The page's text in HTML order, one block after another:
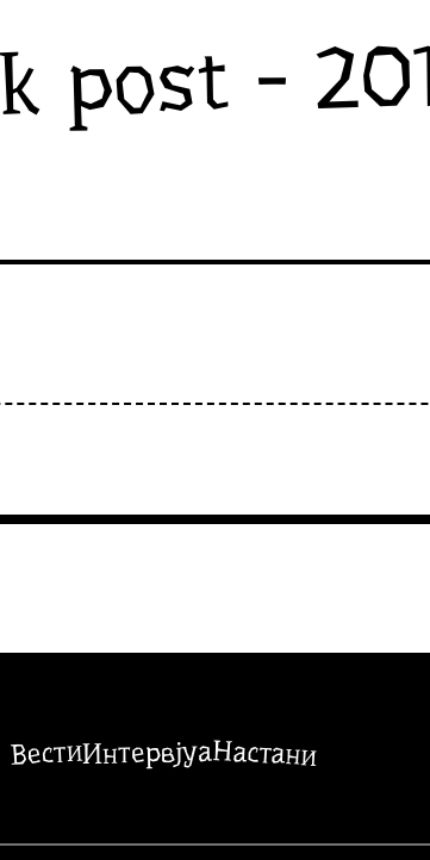
post -
ВестиИнтервјуаНастани